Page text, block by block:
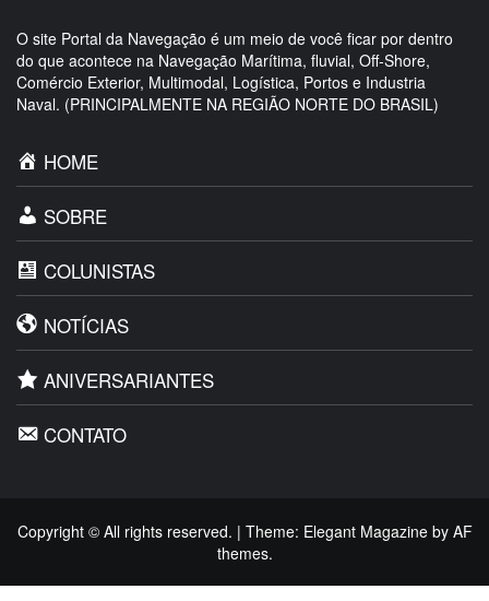
O site Portal da Navegação é um meio de você ficar por dentro
do que acontece na Navegação Marítima, fluvial, Off-Shore,
Comércio Exterior, Multimodal, Logística, Portos e Industria
Naval. (PRINCIPALMENTE NA REGIÃO NORTE DO BRASIL)
HOME
SOBRE
COLUNISTAS
NOTÍCIAS
ANIVERSARIANTES
CONTATO
Copyright © All rights reserved. | Theme: Elegant Magazineby AF
themes.